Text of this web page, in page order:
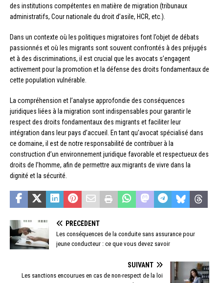
des institutions compétentes en matière de migration (tribunaux
administratifs, Cour nationale du droit d’asile, HCR, etc.).
Dans un contexte où les politiques migratoires font l’objet de débats
passionnés et où les migrants sont souvent confrontés à des préjugés
et à des discriminations, il est crucial que les avocats s’engagent
activement pour la promotion et la défense des droits fondamentaux de
cette population vulnérable.
La compréhension et l’analyse approfondie des conséquences
juridiques liées à la migration sont indispensables pour garantir le
respect des droits fondamentaux des migrants et faciliter leur
intégration dans leur pays d’accueil. En tant qu’avocat spécialisé dans
ce domaine, il est de notre responsabilité de contribuer à la
construction d’un environnement juridique favorable et respectueux des
droits de l’homme, afin de permettre aux migrants de vivre dans la
dignité et la sécurité.
PRÉCÉDENT
Les conséquences de la conduite sans assurance pour
jeune conducteur : ce que vous devez savoir
SUIVANT
Les sanctions encourues en cas de non-respect de la loi